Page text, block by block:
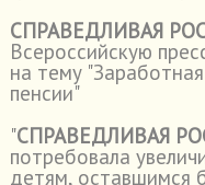
СПРАВЕДЛИВАЯ
Всероссийскую
на тему
пенсии"
"СПРАВЕДЛИВАЯ
потребовала
детям, оставшимся